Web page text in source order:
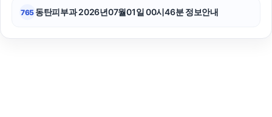
765 동탄피부과 2026년07월01일 00시46분 정보안내